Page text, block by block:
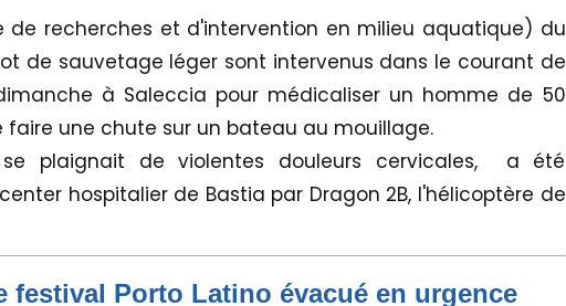
de recherches et d'intervention en milieu aquatique) du
de sauvetage léger sont intervenus dans le courant de
à Saleccia pour médicaliser un homme de 50
faire une chute sur un bateau au mouillage.
plaignait de violentes douleurs cervicales, a été
hospitalier de Bastia par Dragon 2B, l'hélicoptère de
festival Porto Latino évacué en urgence